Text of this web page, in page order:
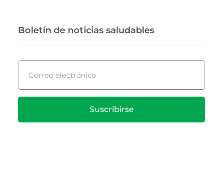
Boletín de noticias saludables
Suscribirse